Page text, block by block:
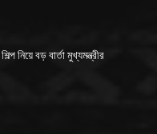
নিয়ে বড় বার্তা মুখ্যমন্ত্রীর